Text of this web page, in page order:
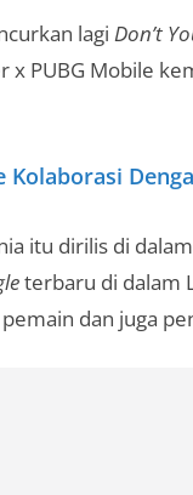
lagi Don’t
x PUBG Mobile
Kolaborasi
itu dirilis di
terbaru di dalam
dan juga